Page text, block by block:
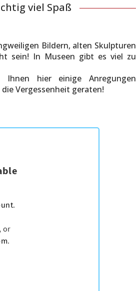
viel Spaß
Bildern, alten Skulpturen
sein! In Museen gibt es viel zu
hier einige Anregungen
Vergessenheit geraten!